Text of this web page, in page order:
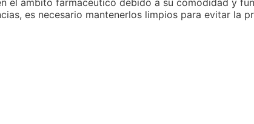
es necesario mantenerlos limpios para evitar la